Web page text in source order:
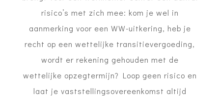
risico’s met zich mee: kom je wel in
aanmerking voor een WW-uitkering, heb je
recht op een wettelijke transitievergoeding,
wordt er rekening gehouden met de
wettelijke opzegtermijn? Loop geen risico en
laat je vaststellingsovereenkomst altijd